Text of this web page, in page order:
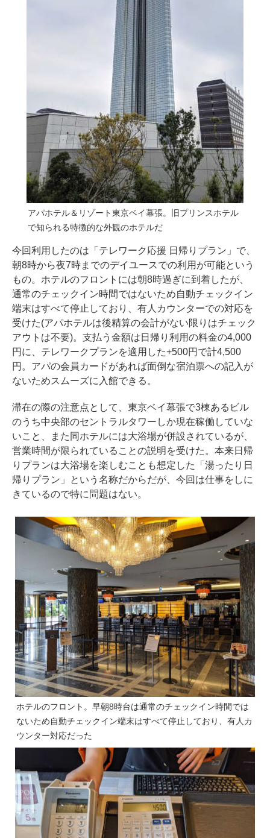
アパホテル＆リゾート東京ベイ幕張。旧プリンスホテル
で知られる特徴的な外観のホテルだ
今回利用したのは「テレワーク応援 日帰りプラン」で、
朝8時から夜7時までのデイユースでの利用が可能という
もの。ホテルのフロントには朝8時過ぎに到着したが、
通常のチェックイン時間ではないため自動チェックイン
端末はすべて停止しており、有人カウンターでの対応を
受けた(アパホテルは後精算の会計がない限りはチェック
アウトは不要)。支払う金額は日帰り利用の料金の4,000
円に、テレワークプランを適用した+500円で計4,500
円。アパの会員カードがあれば面倒な宿泊票への記入が
ないためスムーズに入館できる。
滞在の際の注意点として、東京ベイ幕張で3棟あるビル
のうち中央部のセントラルタワーしか現在稼働していな
いこと、また同ホテルには大浴場が併設されているが、
営業時間が限られていることの説明を受けた。本来日帰
りプランは大浴場を楽しむことも想定した「湯ったり日
帰りプラン」という名称だからだが、今回は仕事をしに
きているので特に問題はない。
ホテルのフロント。早朝8時台は通常のチェックイン時間では
ないため自動チェックイン端末はすべて停止しており、有人カ
ウンター対応だった